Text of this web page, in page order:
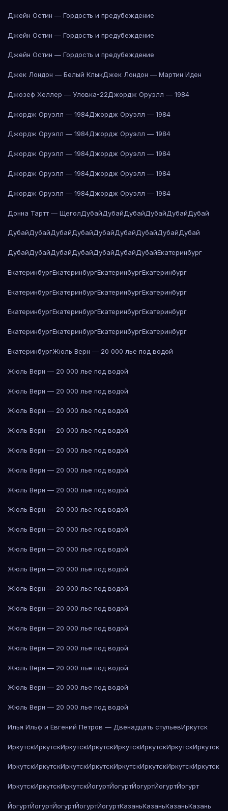
Джейн Остин — Гордость и предубеждение
Джейн Остин — Гордость и предубеждение
Джейн Остин — Гордость и предубеждение
Джек Лондон — Белый КлыкДжек Лондон — Мартин Иден
Джозеф Хеллер — Уловка-22Джордж Оруэлл — 1984
Джордж Оруэлл — 1984Джордж Оруэлл — 1984
Джордж Оруэлл — 1984Джордж Оруэлл — 1984
Джордж Оруэлл — 1984Джордж Оруэлл — 1984
Джордж Оруэлл — 1984Джордж Оруэлл — 1984
Джордж Оруэлл — 1984Джордж Оруэлл — 1984
Донна Тартт — ЩеголДубайДубайДубайДубайДубайДубай
ДубайДубайДубайДубайДубайДубайДубайДубайДубай
ДубайДубайДубайДубайДубайДубайДубайЕкатеринбург
ЕкатеринбургЕкатеринбургЕкатеринбургЕкатеринбург
ЕкатеринбургЕкатеринбургЕкатеринбургЕкатеринбург
ЕкатеринбургЕкатеринбургЕкатеринбургЕкатеринбург
ЕкатеринбургЕкатеринбургЕкатеринбургЕкатеринбург
ЕкатеринбургЖюль Верн — 20 000 лье под водой
Жюль Верн — 20 000 лье под водой
Жюль Верн — 20 000 лье под водой
Жюль Верн — 20 000 лье под водой
Жюль Верн — 20 000 лье под водой
Жюль Верн — 20 000 лье под водой
Жюль Верн — 20 000 лье под водой
Жюль Верн — 20 000 лье под водой
Жюль Верн — 20 000 лье под водой
Жюль Верн — 20 000 лье под водой
Жюль Верн — 20 000 лье под водой
Жюль Верн — 20 000 лье под водой
Жюль Верн — 20 000 лье под водой
Жюль Верн — 20 000 лье под водой
Жюль Верн — 20 000 лье под водой
Жюль Верн — 20 000 лье под водой
Жюль Верн — 20 000 лье под водой
Жюль Верн — 20 000 лье под водой
Жюль Верн — 20 000 лье под водой
Илья Ильф и Евгений Петров — Двенадцать стульевИркутск
ИркутскИркутскИркутскИркутскИркутскИркутскИркутскИркутск
ИркутскИркутскИркутскИркутскИркутскИркутскИркутскИркутск
ИркутскИркутскИркутскЙогуртЙогуртЙогуртЙогуртЙогурт
ЙогуртЙогуртЙогуртЙогуртЙогуртКазаньКазаньКазаньКазань